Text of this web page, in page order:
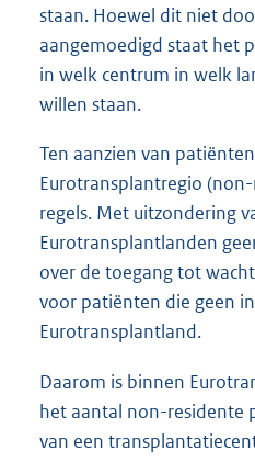
staan. Hoewel dit niet
aangemoedigd staat het
in welk centrum in welk
willen staan.
Ten aanzien van
Eurotransplantregio
regels. Met uitzondering
Eurotransplantlanden
over de toegang tot
voor patiënten die geen
Eurotransplantland.
Daarom is binnen
het aantal non-residente
van een